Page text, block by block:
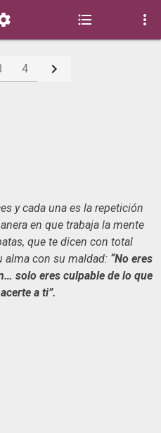
 
4 
y cada una es la repetición
en que trabaja la mente
que te dicen con total
alma con su maldad: “No eres
solo eres culpable de lo que
a ti”.